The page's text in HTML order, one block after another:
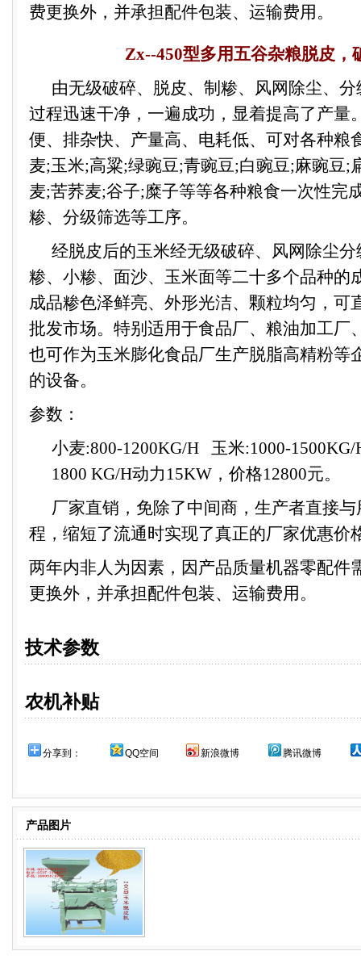
费更换外，并承担配件包装、运输费用。
Zx--450型多用五谷杂粮脱皮，
由无级破碎、脱皮、制糁、风网除尘、
过程迅速干净，一遍成功，显着提高了产量
便、排杂快、产量高、电耗低、可对各种粮
麦;玉米;高粱;绿豌豆;青豌豆;白豌豆;麻豌豆;
麦;苦荞麦;谷子;糜子等等各种粮食一次性完
糁、分级筛选等工序。
经脱皮后的玉米经无级破碎、风网除尘
糁、小糁、面沙、玉米面等二十多个品种的
成品糁色泽鲜亮、外形光洁、颗粒均匀，可
批发市场。特别适用于食品厂、粮油加工厂
也可作为玉米膨化食品厂生产脱脂高精粉等
的设备。
参数：
小麦:800-1200KG/H 玉米:1000-1500KG/
1800 KG/H动力 15KW ，价格12800元。
厂家直销 ，免除了中间商，生产者直接
程，缩短了流通时实现了真正的厂家优惠价
两年内非人为因素，因产品质量机器零配件
更换外，并承担配件包装、运输费用。
技术参数
农机补贴
分享到： QQ空间 新浪微博 腾讯微博
产品图片